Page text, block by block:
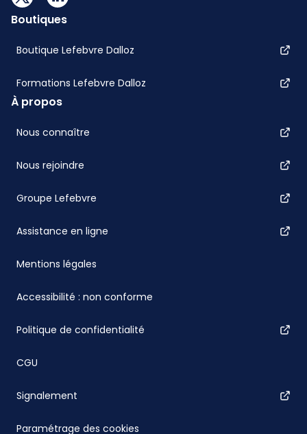
Boutiques
Boutique Lefebvre Dalloz
Formations Lefebvre Dalloz
À propos
Nous connaître
Nous rejoindre
Groupe Lefebvre
Assistance en ligne
Mentions légales
Accessibilité : non conforme
Politique de confidentialité
CGU
Signalement
Paramétrage des cookies